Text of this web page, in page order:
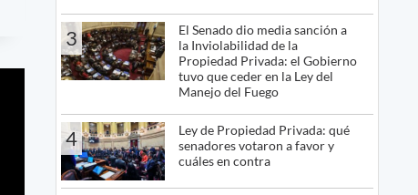
3
El Senado dio media sanción a
la Inviolabilidad de la
Propiedad Privada: el Gobierno
tuvo que ceder en la Ley del
Manejo del Fuego
4
Ley de Propiedad Privada: qué
senadores votaron a favor y
cuáles en contra